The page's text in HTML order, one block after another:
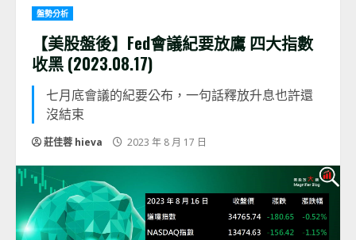
盤勢分析
【美股盤後】Fed會議紀要放鷹 四大指數
收黑 (2023.08.17)
七月底會議的紀要公布，一句話釋放升息也許還
沒結束
莊佳蓉 hieva 2023 年 8 月 17 日